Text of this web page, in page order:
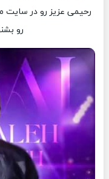
رحیمی عزیز رو در سایت
رو